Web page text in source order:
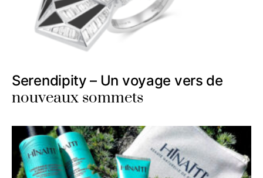
Serendipity – Un voyage vers de
nouveaux sommets